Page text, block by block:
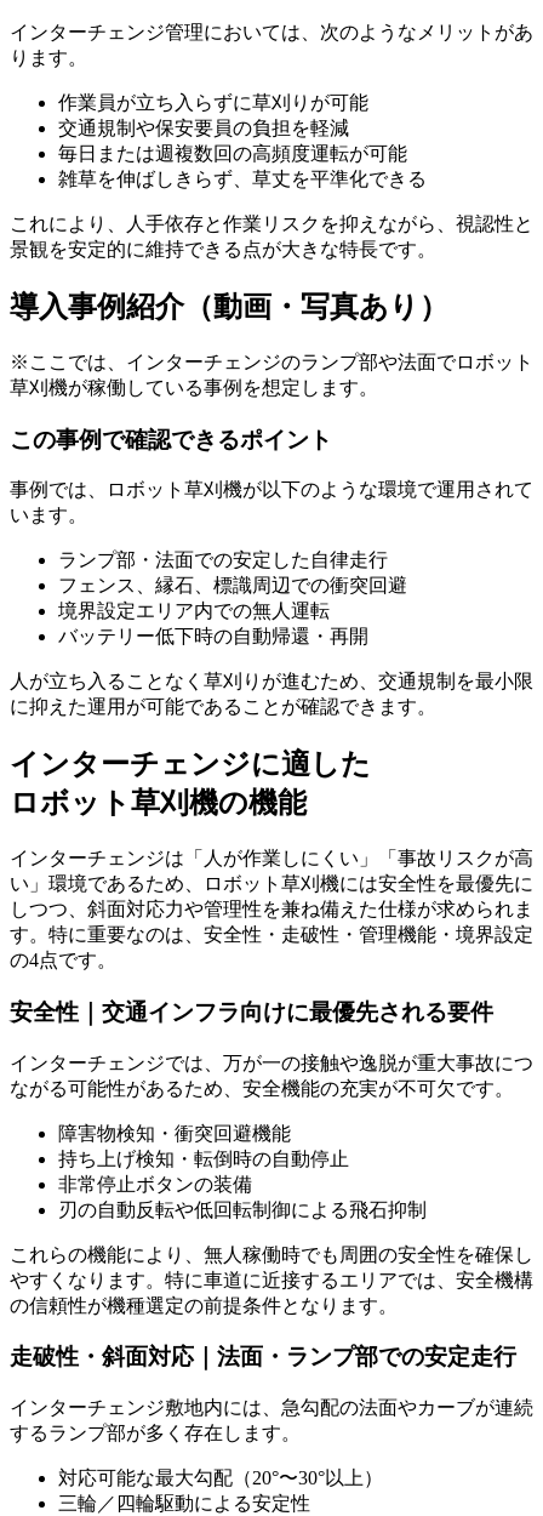
インターチェンジ管理においては、次のようなメリットがあ
ります。
作業員が立ち入らずに草刈りが可能
交通規制や保安要員の負担を軽減
毎日または週複数回の高頻度運転が可能
雑草を伸ばしきらず、草丈を平準化できる
これにより、
人手依存と作業リスクを抑えながら、視認性と
景観を安定的に維持できる点が大きな特長です。
導入事例紹介（動画・写真あり）
※ここでは、インターチェンジのランプ部や法面でロボット
草刈機が稼働している事例を想定します。
この事例で確認できるポイント
事例では、ロボット草刈機が以下のような環境で運用されて
います。
ランプ部・法面での安定した自律走行
フェンス、縁石、標識周辺での衝突回避
境界設定エリア内での無人運転
バッテリー低下時の自動帰還・再開
人が立ち入ることなく草刈りが進むため、交通規制を最小限
に抑えた運用が可能であることが確認できます。
インターチェンジに適した
ロボット草刈機の機能
インターチェンジは「人が作業しにくい」「事故リスクが高
い」環境であるため、ロボット草刈機には安全性を最優先に
しつつ、斜面対応力や管理性を兼ね備えた仕様が求められま
す。特に重要なのは、 安全性・走破性・管理機能・境界設定
の4点です。
安全性｜交通インフラ向けに最優先される要件
インターチェンジでは、万が一の接触や逸脱が重大事故につ
ながる可能性があるため、安全機能の充実が不可欠です。
障害物検知・衝突回避機能
持ち上げ検知・転倒時の自動停止
非常停止ボタンの装備
刃の自動反転や低回転制御による飛石抑制
これらの機能により、無人稼働時でも周囲の安全性を確保し
やすくなります。特に車道に近接するエリアでは、 安全機構
の信頼性が機種選定の前提条件となります。
走破性・斜面対応｜法面・ランプ部での安定走行
インターチェンジ敷地内には、急勾配の法面やカーブが連続
するランプ部が多く存在します。
対応可能な最大勾配（20°〜30°以上）
三輪／四輪駆動による安定性